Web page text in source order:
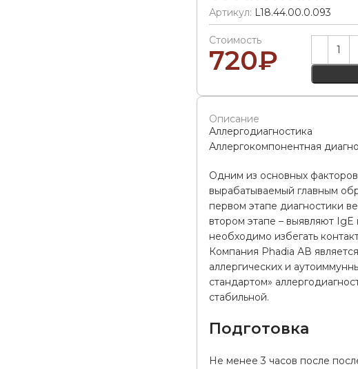
Артикул: L18.44.00.0.093
Стоимость
720₽
Описание
Аллергодиагностика
Аллергокомпонентная
Одним из основных
вырабатываемый главным
первом этапе диагностики
втором этапе – выявляют
необходимо избегать
Компания Phadia АВ
аллергических и
стандартом»
стабильной.
Подготовка
Не менее 3 часов после